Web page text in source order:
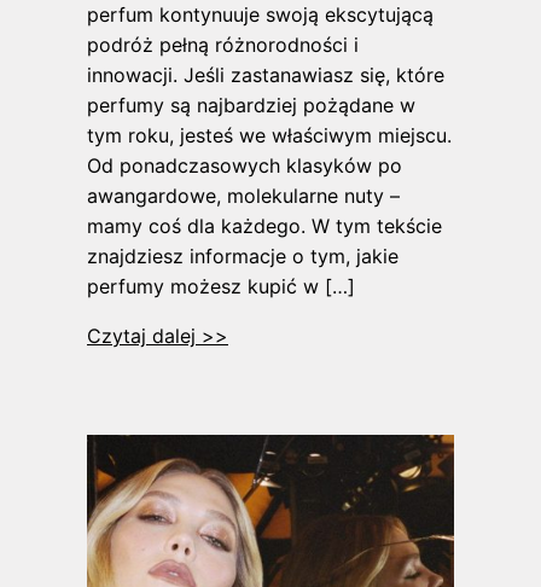
perfum kontynuuje swoją ekscytującą
podróż pełną różnorodności i
innowacji. Jeśli zastanawiasz się, które
perfumy są najbardziej pożądane w
tym roku, jesteś we właściwym miejscu.
Od ponadczasowych klasyków po
awangardowe, molekularne nuty –
mamy coś dla każdego. W tym tekście
znajdziesz informacje o tym, jakie
perfumy możesz kupić w […]
Czytaj dalej >>